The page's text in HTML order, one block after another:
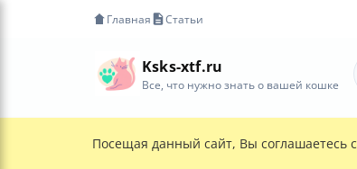
Главная Статьи
Ksks-xtf.ru
Все, что нужно знать о вашей кошке
Посещая данный сайт, Вы соглашаетесь с